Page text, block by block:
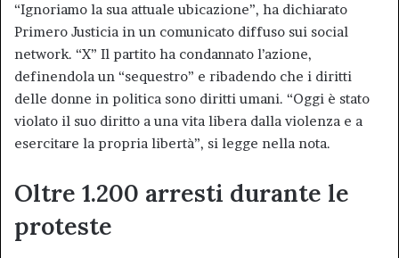
“Ignoriamo la sua attuale ubicazione”, ha dichiarato
Primero Justicia in un comunicato diffuso sui social
network. “X” Il partito ha condannato l’azione,
definendola un “sequestro” e ribadendo che i diritti
delle donne in politica sono diritti umani. “Oggi è stato
violato il suo diritto a una vita libera dalla violenza e a
esercitare la propria libertà”, si legge nella nota.
Oltre 1.200 arresti durante le
proteste